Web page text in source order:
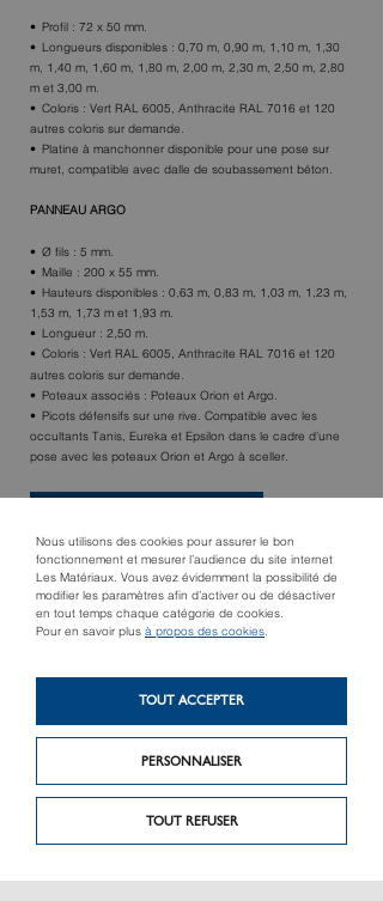
Nous utilisons des cookies pour assurer le bon
fonctionnement et mesurer l’audience du site internet
Les Matériaux. Vous avez évidemment la possibilité de
modifier les paramètres afin d’activer ou de désactiver
en tout temps chaque catégorie de cookies.
Pour en savoir plus à propos des cookies.
TOUT REFUSER
PERSONNALISER
TOUT ACCEPTER
Profil : 72 x 50 mm.
Longueurs disponibles : 0,70 m, 0,90 m, 1,10 m, 1,30
m, 1,40 m, 1,60 m, 1,80 m, 2,00 m, 2,30 m, 2,50 m, 2,80
m et 3,00 m.
Coloris : Vert RAL 6005, Anthracite RAL 7016 et 120
autres coloris sur demande.
Platine à manchonner disponible pour une pose sur
muret, compatible avec dalle de soubassement béton.
PANNEAU ARGO
Ø fils : 5 mm.
Maille : 200 x 55 mm.
Hauteurs disponibles : 0,63 m, 0,83 m, 1,03 m, 1,23 m,
1,53 m, 1,73 m et 1,93 m.
Longueur : 2,50 m.
Coloris : Vert RAL 6005, Anthracite RAL 7016 et 120
autres coloris sur demande.
Poteaux associés : Poteaux Orion et Argo.
Picots défensifs sur une rive. Compatible avec les
occultants Tanis, Eureka et Epsilon dans le cadre d’une
pose avec les poteaux Orion et Argo à sceller.